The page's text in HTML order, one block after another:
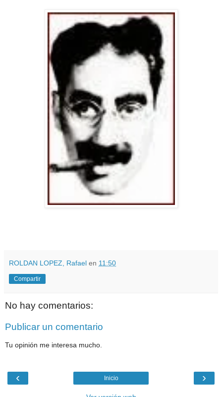
ROLDAN LOPEZ, Rafael en 11:50
Compartir
No hay comentarios:
Publicar un comentario
Tu opinión me interesa mucho.
‹ ›
Inicio